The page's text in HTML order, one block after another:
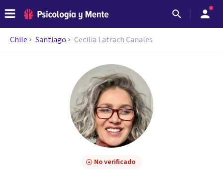
Chile Santiago Cecilia Latrach Canales
No verificado